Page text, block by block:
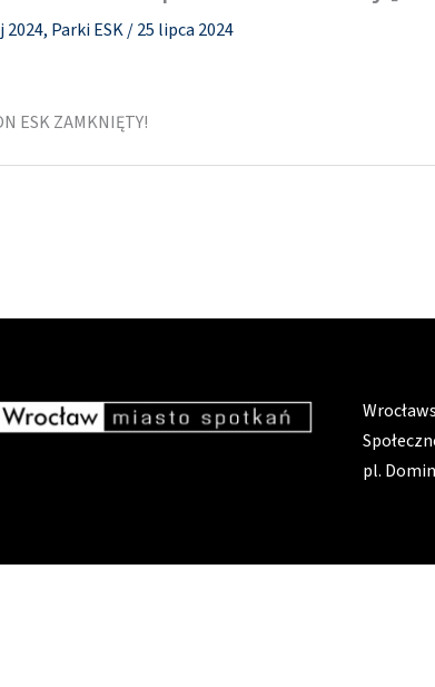
2024, Parki ESK/25 lipca 2024
ESK ZAMKNIĘTY!
pl.